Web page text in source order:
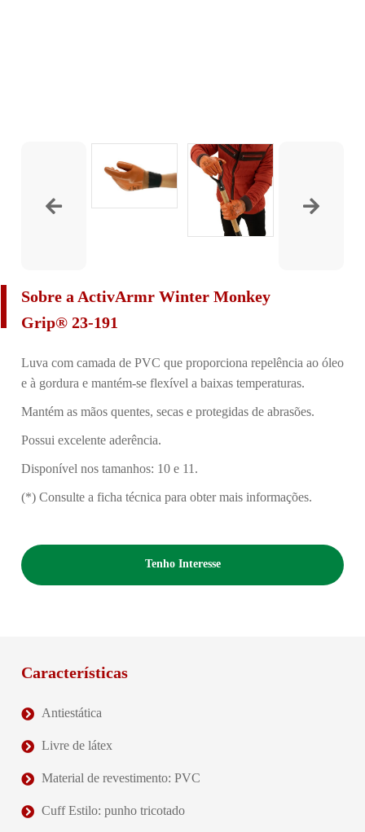
Sobre a ActivArmr Winter Monkey
Grip® 23-191
Luva com camada de PVC que proporciona repelência ao óleo
e à gordura e mantém-se flexível a baixas temperaturas.
Mantém as mãos quentes, secas e protegidas de abrasões.
Possui excelente aderência.
Disponível nos tamanhos: 10 e 11.
(*) Consulte a ficha técnica para obter mais informações.
Tenho Interesse
Características
Antiestática
Livre de látex
Material de revestimento: PVC
Cuff Estilo: punho tricotado